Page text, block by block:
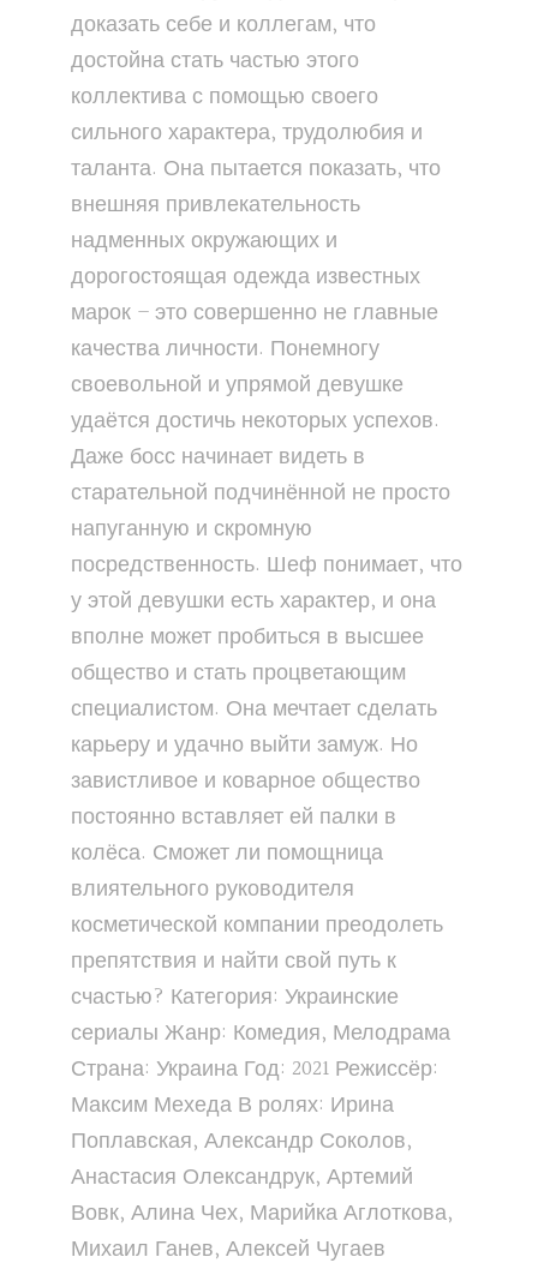
доказать себе и коллегам, что
достойна стать частью этого
коллектива с помощью своего
сильного характера, трудолюбия и
таланта. Она пытается показать, что
внешняя привлекательность
надменных окружающих и
дорогостоящая одежда известных
марок – это совершенно не главные
качества личности. Понемногу
своевольной и упрямой девушке
удаётся достичь некоторых успехов.
Даже босс начинает видеть в
старательной подчинённой не просто
напуганную и скромную
посредственность. Шеф понимает, что
у этой девушки есть характер, и она
вполне может пробиться в высшее
общество и стать процветающим
специалистом. Она мечтает сделать
карьеру и удачно выйти замуж. Но
завистливое и коварное общество
постоянно вставляет ей палки в
колёса. Сможет ли помощница
влиятельного руководителя
косметической компании преодолеть
препятствия и найти свой путь к
счастью? Категория: Украинские
сериалы Жанр: Комедия, Мелодрама
Страна: Украина Год: 2021 Режиссёр:
Максим Мехеда В ролях: Ирина
Поплавская, Александр Соколов,
Анастасия Олександрук, Артемий
Вовк, Алина Чех, Марийка Аглоткова,
Михаил Ганев, Алексей Чугаев